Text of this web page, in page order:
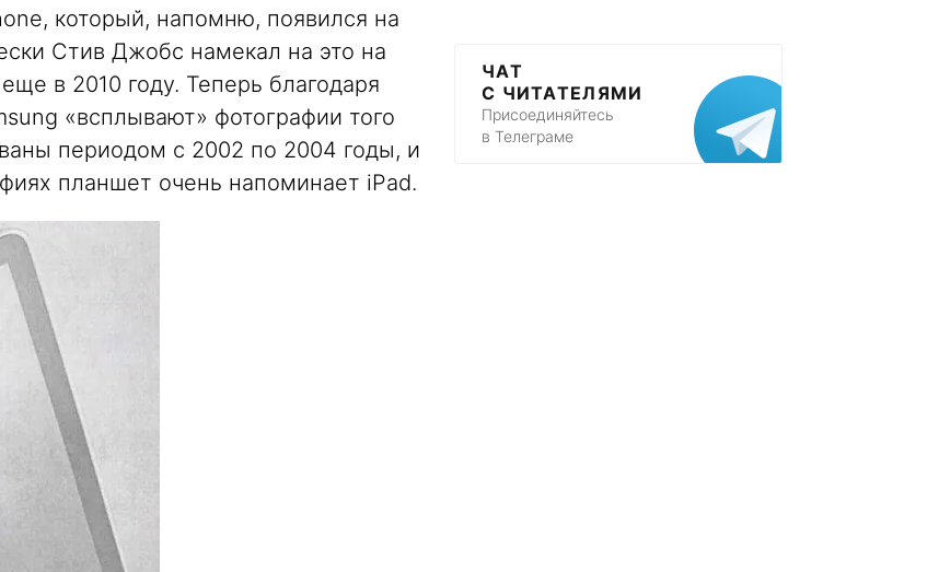
который, напомню, появился на
Стив Джобс намекал на это на
в 2010 году. Теперь благодаря
«всплывают» фотографии того
периодом с 2002 по 2004 годы, и
планшет очень напоминает iPad.
ЧАТ
С ЧИТАТЕЛЯМИ
Присоединяйтесь
в Телеграме